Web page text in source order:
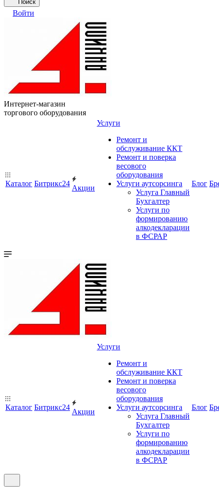
Поиск
Войти
Интернет-магазин
торгового оборудования
Каталог Битрикс24
Акции
Услуги
Ремонт и
обслуживание ККТ
Ремонт и поверка
весового
оборудования
Услуги аутсорсинга
Услуга Главный
Бухгалтер
Услуги по
формированию
алкодекларации
в ФСРАР
Блог
Каталог Битрикс24
Акции
Услуги
Ремонт и
обслуживание ККТ
Ремонт и поверка
весового
оборудования
Услуги аутсорсинга
Услуга Главный
Бухгалтер
Услуги по
формированию
алкодекларации
в ФСРАР
Блог